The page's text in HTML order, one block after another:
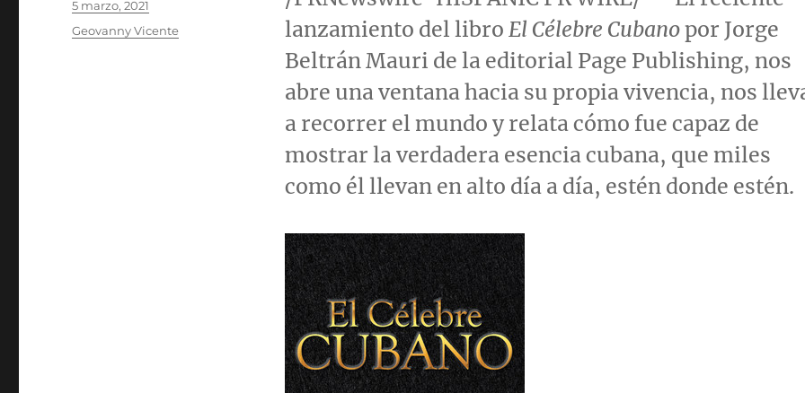
lanzamiento del libro El Célebre Cubanopor Jorge
BeltránMauri de laeditorial Page Publishing, nos
abre una ventana hacia su propia vivencia, nos
a recorrer el mundo y relata cómo fue capaz de
mostrar la verdadera esencia cubana, que miles
como él llevan en alto día a día, estén donde estén.
Publicado
5 marzo, 2021
Categorías
Geovanny Vicente